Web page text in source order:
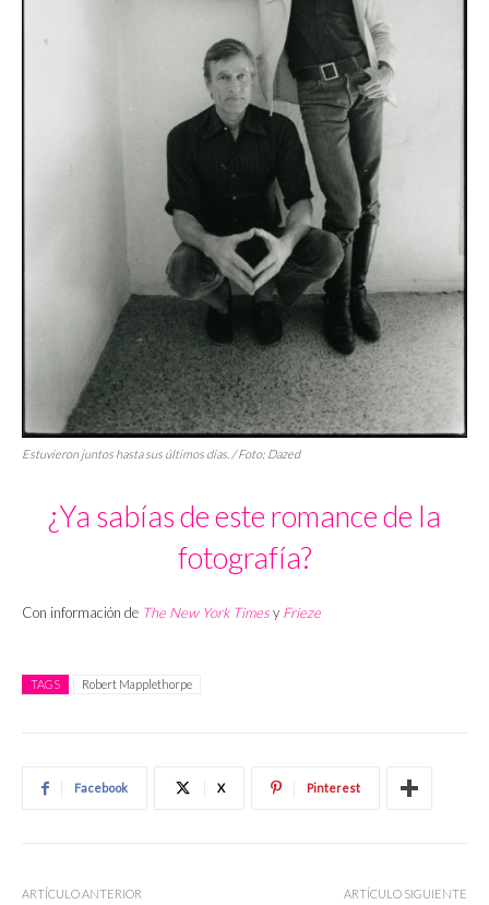
Estuvieron juntos hasta sus últimos días. / Foto: Dazed
¿Ya sabías de este romance de la
fotografía?
Con información de The New York Timesy Frieze
TAGS Robert Mapplethorpe
Facebook X Pinterest
ARTÍCULO ANTERIOR ARTÍCULO SIGUIENTE